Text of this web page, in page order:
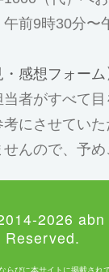
前9時30分〜
・感想フォーム
者がすべて
にさせていた
んので、予め
2026
Reserved.